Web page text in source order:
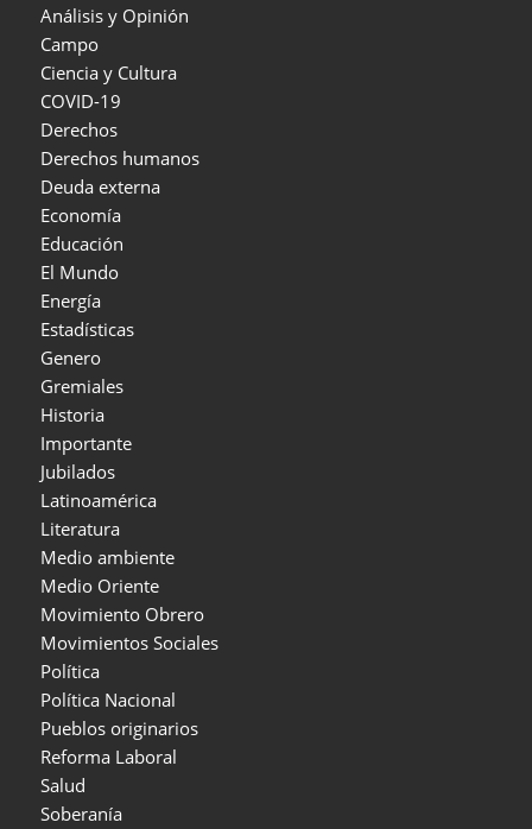
Análisis y Opinión
Campo
Ciencia y Cultura
COVID-19
Derechos
Derechos humanos
Deuda externa
Economía
Educación
El Mundo
Energía
Estadísticas
Genero
Gremiales
Historia
Importante
Jubilados
Latinoamérica
Literatura
Medio ambiente
Medio Oriente
Movimiento Obrero
Movimientos Sociales
Política
Política Nacional
Pueblos originarios
Reforma Laboral
Salud
Soberanía